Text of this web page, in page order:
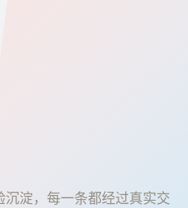
淀，每一条都经过真实交